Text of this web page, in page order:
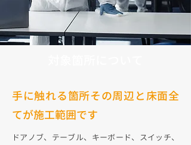
手に触れる箇所その周辺と床面全
てが施工範囲です
ドアノブ、テーブル、キーボード、スイッチ、